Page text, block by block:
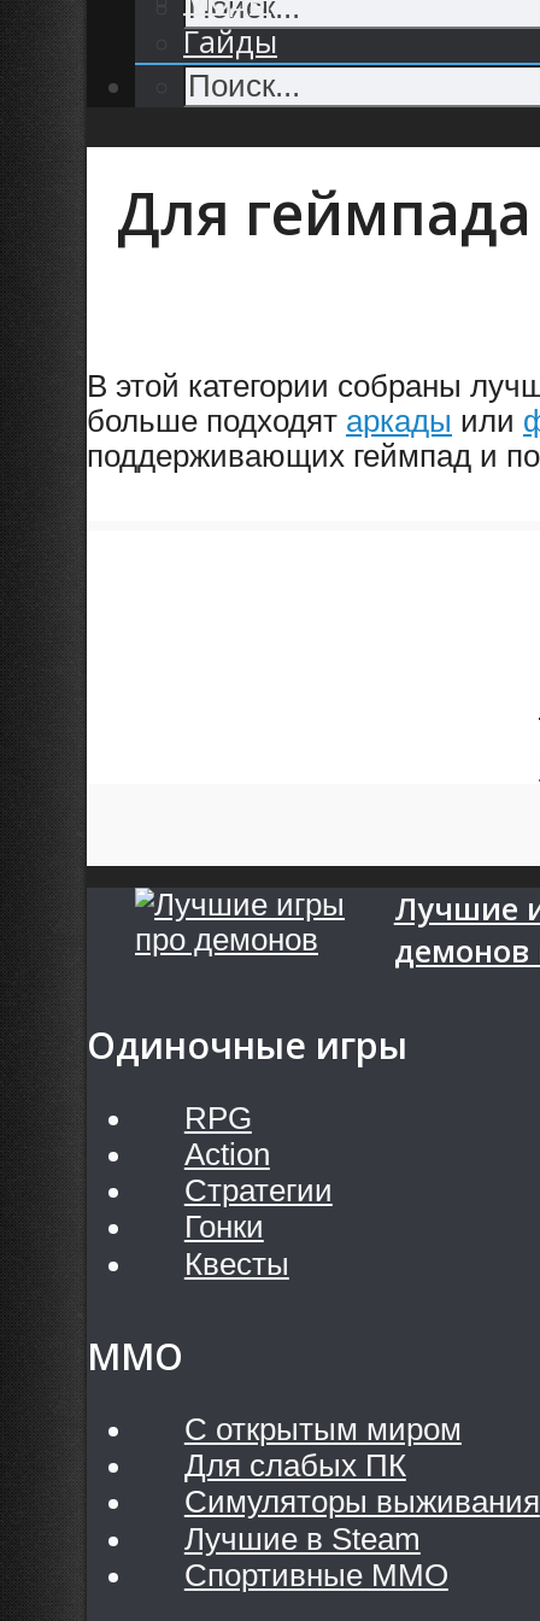
Гайды
Для геймпада
В этой категории собраны
больше подходят аркады или
поддерживающих геймпад и
Лучшие
демонов
Одиночные игры
RPG
Action
Стратегии
Гонки
Квесты
MMO
С открытым миром
Для слабых ПК
Симуляторы выживания
Лучшие в Steam
Спортивные MMO